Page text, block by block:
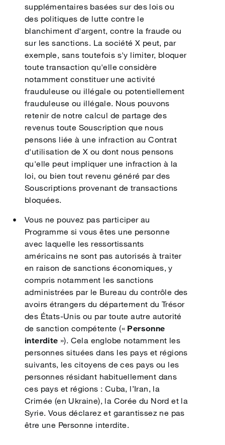
supplémentaires basées sur des lois ou
des politiques de lutte contre le
blanchiment d'argent, contre la fraude ou
sur les sanctions. La société X peut, par
exemple, sans toutefois s'y limiter, bloquer
toute transaction qu'elle considère
notamment constituer une activité
frauduleuse ou illégale ou potentiellement
frauduleuse ou illégale. Nous pouvons
retenir de notre calcul de partage des
revenus toute Souscription que nous
pensons liée à une infraction au Contrat
d'utilisation de X ou dont nous pensons
qu'elle peut impliquer une infraction à la
loi, ou bien tout revenu généré par des
Souscriptions provenant de transactions
bloquées.
Vous ne pouvez pas participer au
Programme si vous êtes une personne
avec laquelle les ressortissants
américains ne sont pas autorisés à traiter
en raison de sanctions économiques, y
compris notamment les sanctions
administrées par le Bureau du contrôle des
avoirs étrangers du département du Trésor
des États-Unis ou par toute autre autorité
de sanction compétente (« Personne
interdite »). Cela englobe notamment les
personnes situées dans les pays et régions
suivants, les citoyens de ces pays ou les
personnes résidant habituellement dans
ces pays et régions : Cuba, l’Iran, la
Crimée (en Ukraine), la Corée du Nord et la
Syrie. Vous déclarez et garantissez ne pas
être une Personne interdite.